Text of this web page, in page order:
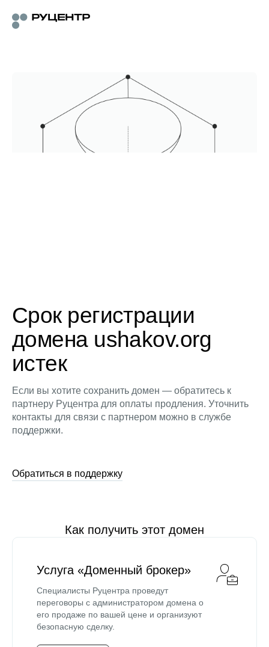
Срок регистрации
домена ushakov.org
истек
Если вы хотите сохранить домен — обратитесь к
партнеру Руцентра для оплаты продления. Уточнить
контакты для связи с партнером можно в службе
поддержки.
Обратиться в поддержку
Как получить этот домен
Услуга «Доменный брокер»
Специалисты Руцентра проведут
переговоры с администратором домена о
его продаже по вашей цене и организуют
безопасную сделку.